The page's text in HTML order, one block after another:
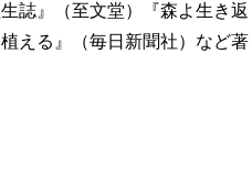
誌』（至文堂）『森よ生き返
える』（毎日新聞社）など著